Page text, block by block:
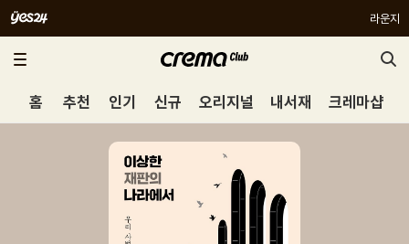
라운지
홈 추천 인기 신규 오리지널 내서재 크레마샵